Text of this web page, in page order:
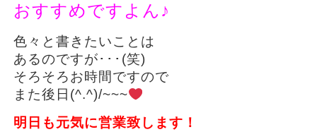
おすすめですよん♪
色々と書きたいことは
あるのですが･･･(笑)
そろそろお時間ですので
また後日(^.^)/~~~
明日も元気に営業致します！